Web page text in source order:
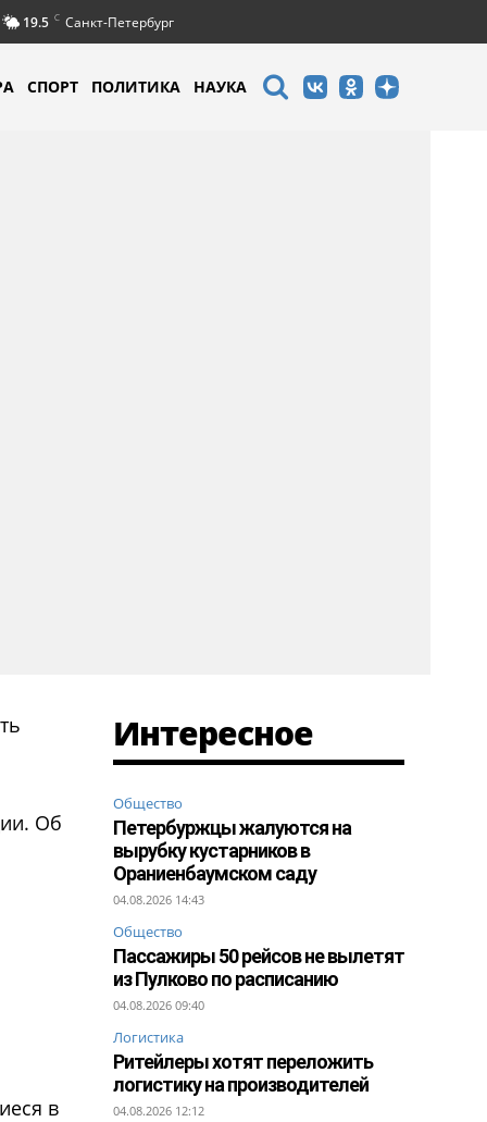
19.5 C Санкт-Петербург
СПОРТ ПОЛИТИКА НАУКА
Об
в
Интересное
Общество
Петербуржцы жалуются на
вырубку кустарников в
Ораниенбаумском саду
04.08.2026 14:43
Общество
Пассажиры 50 рейсов не вылетят
из Пулково по расписанию
04.08.2026 09:40
Логистика
Ритейлеры хотят переложить
логистику на производителей
04.08.2026 12:12